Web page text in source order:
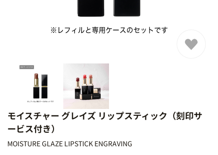
モイスチャー グレイズ リップスティック（刻印サ
ービス付き）
MOISTURE GLAZE LIPSTICK ENGRAVING